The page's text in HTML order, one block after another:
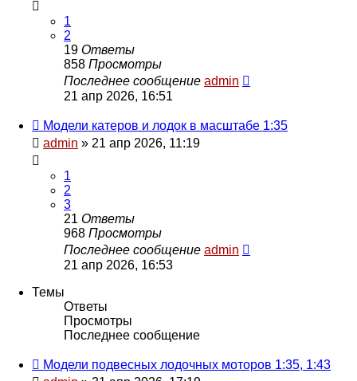
1
2
19 Ответы
858 Просмотры
Последнее сообщение admin
21 апр 2026, 16:51
Модели катеров и лодок в масштабе 1:35
admin » 21 апр 2026, 11:19
1
2
3
21 Ответы
968 Просмотры
Последнее сообщение admin
21 апр 2026, 16:53
Темы
Ответы
Просмотры
Последнее сообщение
Модели подвесных лодочных моторов 1:35, 1:43